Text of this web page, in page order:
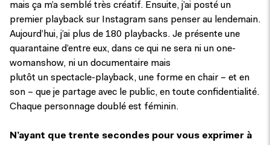
mais ça m’a semblé très créatif. Ensuite, j’ai posté un
premier playback sur Instagram sans penser au lendemain.
Aujourd’hui, j’ai plus de 180 playbacks. Je présente une
quarantaine d’entre eux, dans ce qui ne sera ni un one-
womanshow, ni un documentaire mais
plutôt un spectacle-playback, une forme en chair – et en
son – que je partage avec le public, en toute confidentialité.
Chaque personnage doublé est féminin.
N’ayant que trente secondes pour vous exprimer à